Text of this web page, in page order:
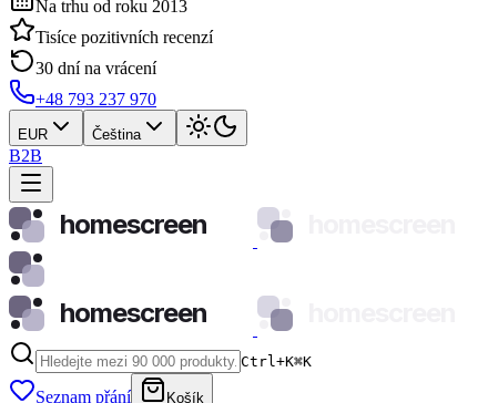
Na trhu od roku 2013
Tisíce pozitivních recenzí
30 dní na vrácení
+48 793 237 970
EUR Čeština
B2B
homescreen
homescreen
Ctrl+K⌘K
Seznam přání Košík